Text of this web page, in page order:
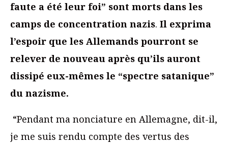
faute a été leur foi” sont morts dans les
camps de concentration nazis. Il exprima
l’espoir que les Allemands pourront se
relever de nouveau après qu’ils auront
dissipé eux-mêmes le “spectre satanique”
du nazisme.
“Pendant ma nonciature en Allemagne, dit-il,
je me suis rendu compte des vertus des